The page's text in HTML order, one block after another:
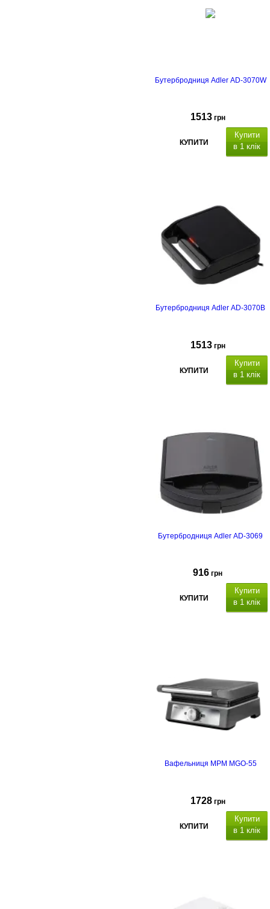
Бутербродниця Adler AD-3070W
1513 грн
КУПИТИ
Купити
в 1 клік
Бутербродниця Adler AD-3070B
1513 грн
КУПИТИ
Купити
в 1 клік
Бутербродниця Adler AD-3069
916 грн
КУПИТИ
Купити
в 1 клік
Вафельниця MPM MGO-55
1728 грн
КУПИТИ
Купити
в 1 клік